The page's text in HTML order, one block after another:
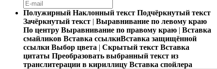
Полужирный Наклонный текст Подчёркнутый текст
Зачёркнутый текст | Выравнивание по левому краю
По центру Выравнивание по правому краю | Вставка
смайликов Вставка ссылкиВставка защищённой
ссылки Выбор цвета | Скрытый текст Вставка
цитаты Преобразовать выбранный текст из
транслитерации в кириллицу Вставка спойлера